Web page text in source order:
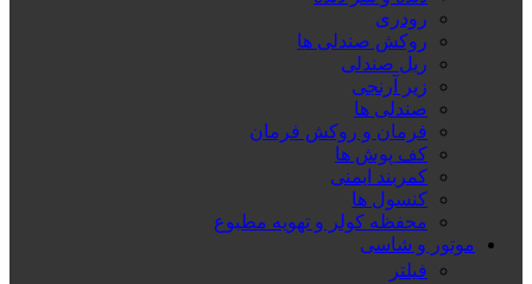
رودری
روکش صندلی ها
ریل صندلی
زیر آرنجی
صندلی ها
فرمان و روکش فرمان
کف پوش ها
کمربند ایمنی
کنسول ها
محفظه کولر و تهویه مطبوع
موتور و شاسی
فیلتر